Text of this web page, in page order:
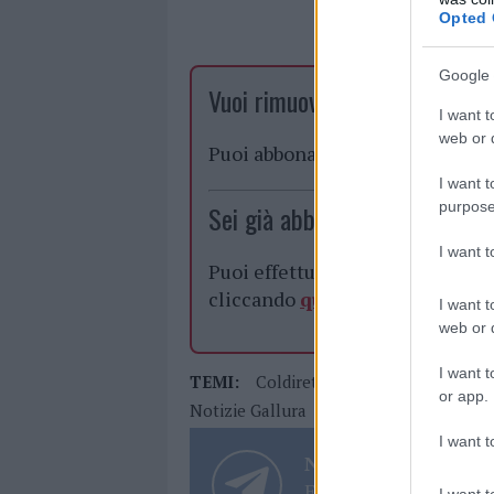
Opted
Google
I want
web or
I want
I want
I want
web or
I want
or app.
I want
Vuoi rimuovere le pubblicità
Puoi abbonarti a
Sei già abbonato?
Puoi effettuare l'accesso
cliccando qui
TEMI: Coldiretti Gelaterie
Notizie Gallura
Notizie in tempo